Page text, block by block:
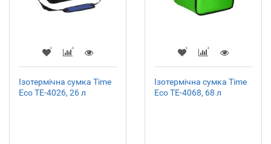
Ізотермічна сумка Time
Eco TE-4026, 26 л
Ізотермічна сумка Time
Eco TE-4068, 68 л